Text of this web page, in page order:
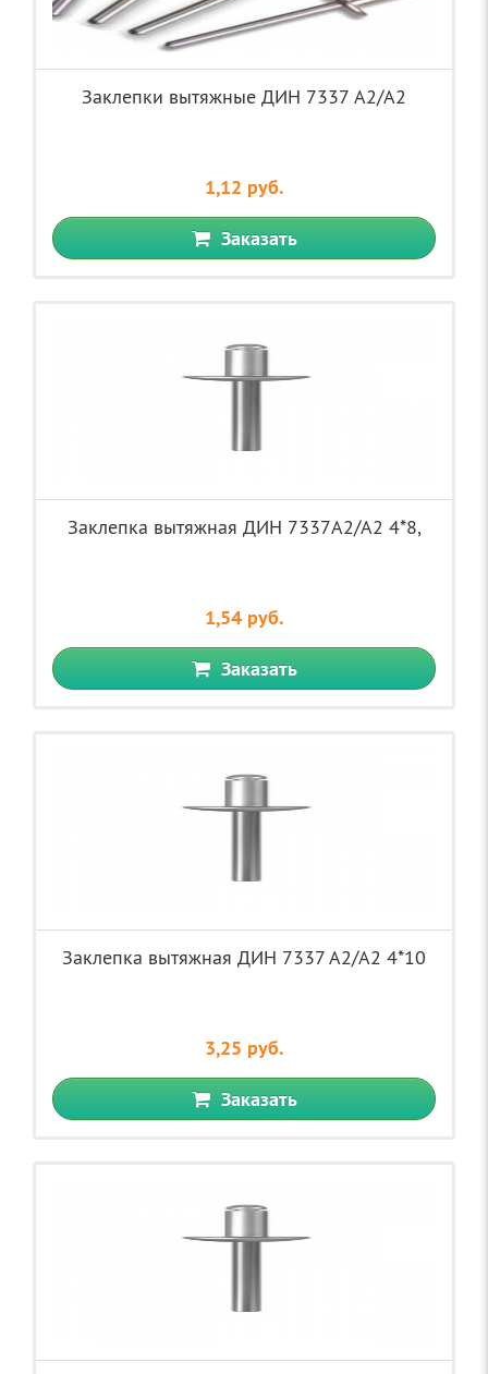
Заклепки вытяжные ДИН 7337 A2/A2
1,12 руб.
Заказать
Заклепка вытяжная ДИН 7337А2/А2 4*8,
1,54 руб.
Заказать
Заклепка вытяжная ДИН 7337 А2/А2 4*10
3,25 руб.
Заказать